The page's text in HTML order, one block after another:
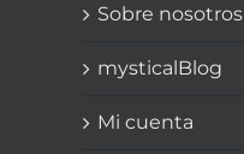
Sobre nosotros
mysticalBlog
Mi cuenta